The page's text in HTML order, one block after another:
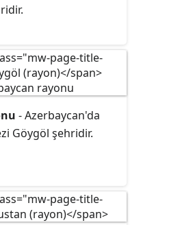
- Azerbaycan'da
Göygöl şehridir.